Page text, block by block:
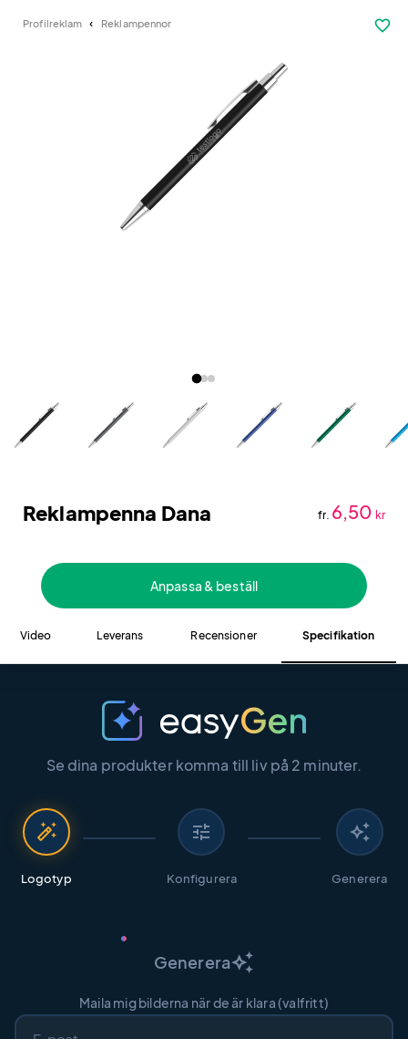
Profilreklam Reklampennor favorite_border
Reklampenna Dana fr. 6,50 kr
Anpassa & beställ
Video Leverans Recensioner Specifikation
Se dina produkter komma till liv på 2 minuter.
auto_fix_high
Logotyp
tune
Konfigurera
auto_awesome
Generera
Genereraauto_awesome
Maila mig bilderna när de är klara (valfritt)